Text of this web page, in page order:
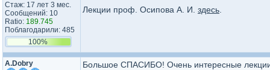
Стаж: 17 лет 3 мес.
Сообщений: 10
Ratio: 189.745
Поблагодарили: 485
100%
Лекции проф. Осипова А. И. здесь
A.Dobry
Большое СПАСИБО! Очень интересные